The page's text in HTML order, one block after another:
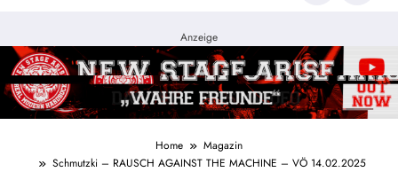
Anzeige
Home
Magazin
Schmutzki – RAUSCH AGAINST THE MACHINE – VÖ 14.02.2025